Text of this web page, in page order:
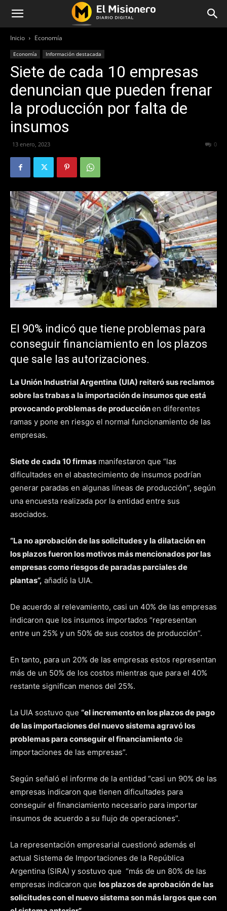
Inicio Economía
Economía Información destacada
Siete de cada 10 empresas
denuncian que pueden frenar
la producción por falta de
insumos
13 enero, 2023 0
El 90% indicó que tiene problemas para
conseguir financiamiento en los plazos
que sale las autorizaciones.
La Unión Industrial Argentina (UIA) reiteró sus reclamos
sobre las trabas a la importación de insumos que está
provocando problemas de producciónen diferentes
ramas y pone en riesgo el normal funcionamiento de las
empresas.
Siete de cada 10 firmas manifestaron que “las
dificultades en el abastecimiento de insumos podrían
generar paradas en algunas líneas de producción”, según
una encuesta realizada por la entidad entre sus
asociados.
“La no aprobación de las solicitudes y la dilatación en
los plazos fueron los motivos más mencionados por las
empresas como riesgos de paradas parciales de
plantas”, añadió la UIA.
De acuerdo al relevamiento, casi un 40% de las empresas
indicaron que los insumos importados “representan
entre un 25% y un 50% de sus costos de producción”.
En tanto, para un 20% de las empresas estos representan
más de un 50% de los costos mientras que para el 40%
restante significan menos del 25%.
La UIA sostuvo que “el incremento en los plazos de pago
de las importaciones del nuevo sistema agravó los
problemas para conseguir el financiamiento de
importaciones de las empresas”.
Según señaló el informe de la entidad “casi un 90% de las
empresas indicaron que tienen dificultades para
conseguir el financiamiento necesario para importar
insumos de acuerdo a su flujo de operaciones”.
La representación empresarial cuestionó además el
actual Sistema de Importaciones de la República
Argentina (SIRA) y sostuvo que “más de un 80% de las
empresas indicaron que los plazos de aprobación de las
solicitudes con el nuevo sistema son más largos que con